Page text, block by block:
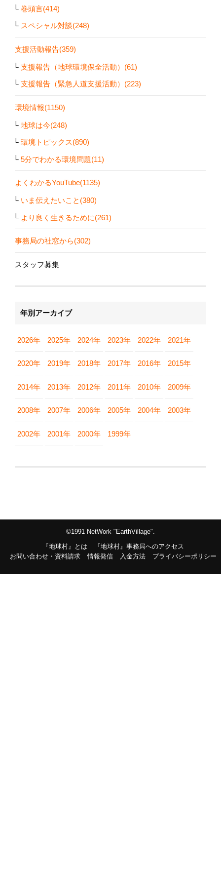
巻頭言(414)
スペシャル対談(248)
支援活動報告(359)
支援報告（地球環境保全活動）(61)
支援報告（緊急人道支援活動）(223)
環境情報(1150)
地球は今(248)
環境トピックス(890)
5分でわかる環境問題(11)
よくわかるYouTube(1135)
いま伝えたいこと(380)
より良く生きるために(261)
事務局の社窓から(302)
スタッフ募集
年別アーカイブ
2026年 2025年 2024年 2023年 2022年 2021年
2020年 2019年 2018年 2017年 2016年 2015年
2014年 2013年 2012年 2011年 2010年 2009年
2008年 2007年 2006年 2005年 2004年 2003年
2002年 2001年 2000年 1999年
©1991 NetWork "EarthVillage".
『地球村』とは
『地球村』事務局へのアクセス
お問い合わせ・資料請求
情報発信 入金方法 プライバシーポリシー